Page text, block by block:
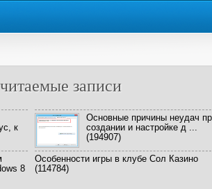
записи
к
Основные причины неудач
создании и настройке д ...
(194907)
8
Особенности игры в клубе Сол Казино
(114784)